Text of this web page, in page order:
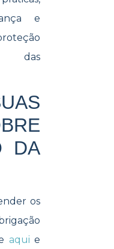
e
das
DA
os
aqui e